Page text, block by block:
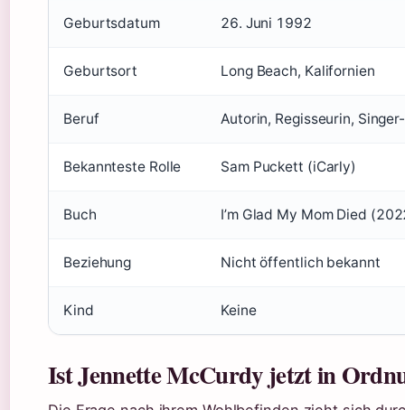
Geburtsdatum 26. Juni 1992
Geburtsort Long Beach, Kalifornien
Beruf Autorin, Regisseurin,
Bekannteste Rolle Sam Puckett (iCarly)
Buch I’m Glad My Mom Died
Beziehung Nicht öffentlich bekannt
Kind Keine
Ist Jennette McCurdy jetzt in